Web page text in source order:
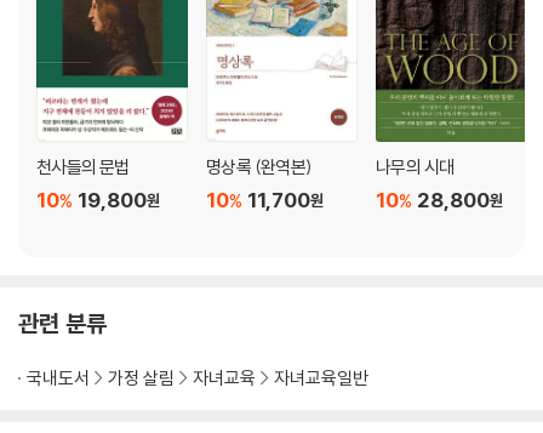
천사들의 문법
19,800원
10%
명상록 (완역본)
11,700원
10%
나무의 시대
28,800원
10%
관련 분류
국내도서 가정 살림 자녀교육 자녀교육일반